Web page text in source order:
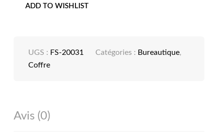
ADD TO WISHLIST
UGS : FS-20031 Catégories : Bureautique,
Coffre
Avis (0)